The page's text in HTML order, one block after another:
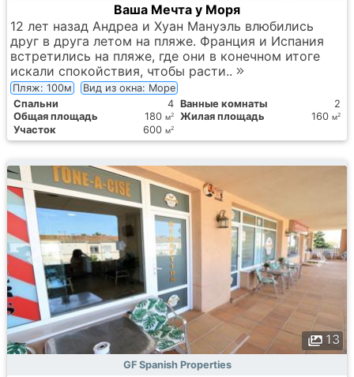
Ваша Мечта у Моря
12 лет назад Андреа и Хуан Мануэль влюбились
друг в друга летом на пляже. Франция и Испания
встретились на пляже, где они в конечном итоге
искали спокойствия, чтобы расти..
Пляж: 100м
Вид из окна: Море
Спальни
4 Ванные комнаты
2
Общая площадь
180 м2 Жилая площадь 160 м2
Участок 600 м2
13
GF Spanish Properties